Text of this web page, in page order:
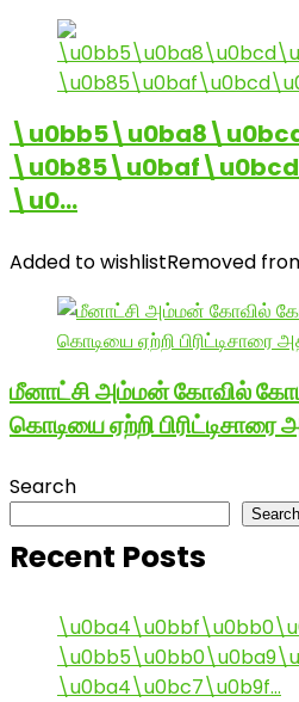
\u0…
Added to wishlistRemoved
மீனாட்சி அம்மன் கோவில்
கொடியை ஏற்றி
Search
Search
Recent Posts
\u0ba4\u0bc7\u0b9f…